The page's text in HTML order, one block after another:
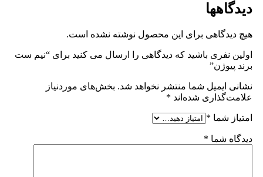
دیدگاهها
هیچ دیدگاهی برای این محصول نوشته نشده است.
اولین نفری باشید که دیدگاهی را ارسال می کنید برای “نیم ست
برند پیوژن”
نشانی ایمیل شما منتشر نخواهد شد. بخش‌های موردنیاز
علامت‌گذاری شده‌اند *
امتیاز شما *
دیدگاه شما *